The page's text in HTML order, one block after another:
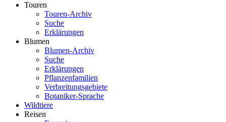
Touren
Touren-Archiv
Suche
Erklärungen
Blumen
Blumen-Archiv
Suche
Erklärungen
Pflanzenfamilien
Verbreitungsgebiete
Botaniker-Sprache
Wildtiere
Reisen